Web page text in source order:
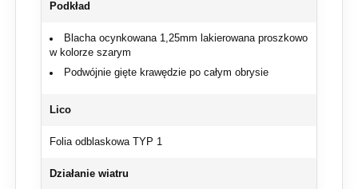
Podkład
Blacha ocynkowana 1,25mm lakierowana proszkowo
w kolorze szarym
Podwójnie gięte krawędzie po całym obrysie
Lico
Folia odblaskowa TYP 1
Działanie wiatru